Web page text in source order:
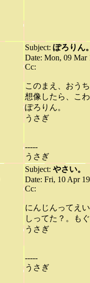
Subject: ぽろりん
Date: Mon, 09 Mar
Cc:
このまえ、おう
想像したら、こ
ぽろりん。
うさぎ
-----
うさぎ
Subject: やさい。
Date: Fri, 10 Apr
Cc:
にんじんってえ
しってた？。も
うさぎ
-----
うさぎ